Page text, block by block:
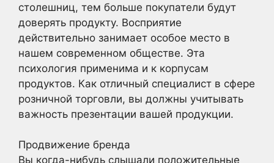
столешниц, тем больше покупатели будут
доверять продукту. Восприятие
действительно занимает особое место в
нашем современном обществе. Эта
психология применима и к корпусам
продуктов. Как отличный специалист в сфере
розничной торговли, вы должны учитывать
важность презентации вашей продукции.
Продвижение бренда
Вы когда-нибудь слышали положительные